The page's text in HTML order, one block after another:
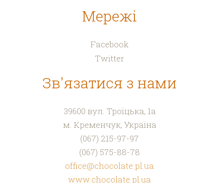
Мережі
Facebook
Twitter
Зв'язатися з нами
39600 вул. Троїцька, 1а
м. Кременчук, Україна
(067) 215-97-97
(067) 575-88-78
office@chocolate.pl.ua
www.chocolate.pl.ua